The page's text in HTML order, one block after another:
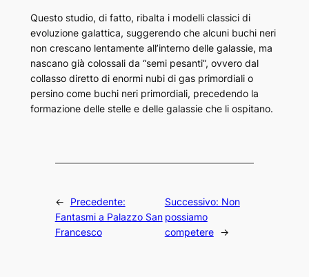
Questo studio, di fatto, ribalta i modelli classici di
evoluzione galattica, suggerendo che alcuni buchi neri
non crescano lentamente all’interno delle galassie, ma
nascano già colossali da “semi pesanti”, ovvero dal
collasso diretto di enormi nubi di gas primordiali o
persino come buchi neri primordiali, precedendo la
formazione delle stelle e delle galassie che li ospitano.
←
Precedente:
Fantasmi a Palazzo San
Francesco
Successivo: Non
possiamo
competere
→